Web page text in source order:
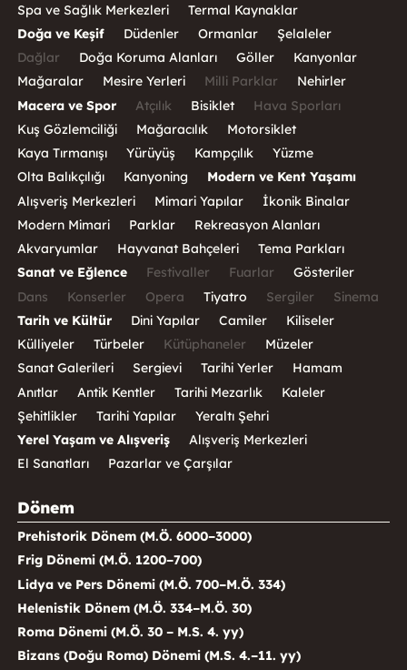
Spa ve Sağlık Merkezleri
Termal Kaynaklar
Doğa ve Keşif
Düdenler Ormanlar
Şelaleler
Dağlar
Doğa Koruma Alanları Göller
Kanyonlar
Mağaralar
Mesire Yerleri Milli Parklar
Nehirler
Macera ve Spor
Atçılık Bisiklet
Hava Sporları
Kuş Gözlemciliği
Mağaracılık
Motorsiklet
Kaya Tırmanışı
Yürüyüş Kampçılık
Yüzme
Olta Balıkçılığı
Kanyoning
Modern ve Kent Yaşamı
Alışveriş Merkezleri
Mimari Yapılar
İkonik Binalar
Modern Mimari
Parklar
Rekreasyon Alanları
Akvaryumlar
Hayvanat Bahçeleri
Tema Parkları
Sanat ve Eğlence
Festivaller Fuarlar
Gösteriler
Dans
Konserler Opera Tiyatro Sergiler
Sinema
Tarih ve Kültür
Dini Yapılar Camiler
Kiliseler
Külliyeler
Türbeler Kütüphaneler
Müzeler
Sanat Galerileri
Sergievi Tarihi Yerler
Hamam
Anıtlar
Antik Kentler Tarihi Mezarlık
Kaleler
Şehitlikler
Tarihi Yapılar
Yeraltı Şehri
Yerel Yaşam ve Alışveriş
Alışveriş Merkezleri
El Sanatları
Pazarlar ve Çarşılar
Dönem
Prehistorik Dönem (M.Ö. 6000–3000)
Frig Dönemi (M.Ö. 1200–700)
Lidya ve Pers Dönemi (M.Ö. 700–M.Ö. 334)
Helenistik Dönem (M.Ö. 334–M.Ö. 30)
Roma Dönemi (M.Ö. 30 – M.S. 4. yy)
Bizans (Doğu Roma) Dönemi (M.S. 4.–11. yy)